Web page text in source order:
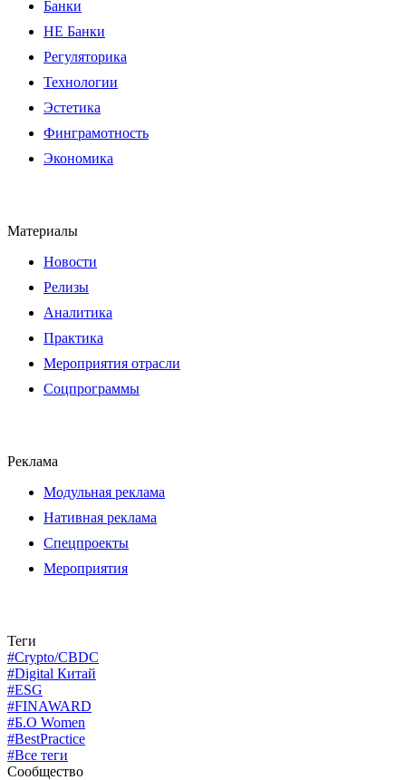
Банки
НЕ Банки
Регуляторика
Технологии
Эстетика
Финграмотность
Экономика
Материалы
Новости
Релизы
Аналитика
Практика
Мероприятия отрасли
Соцпрограммы
Реклама
Модульная реклама
Нативная реклама
Спецпроекты
Мероприятия
Теги
#Crypto/CBDC
#Digital Китай
#ESG
#FINAWARD
#Б.О Women
#BestPractice
#Все теги
Сообщество